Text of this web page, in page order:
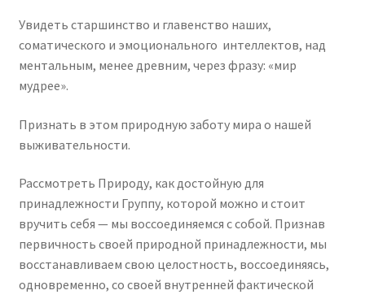
Увидеть старшинство и главенство наших,
соматического и эмоционального интеллектов, над
ментальным, менее древним, через фразу: «мир
мудрее».
Признать в этом природную заботу мира о нашей
выживательности.
Рассмотреть Природу, как достойную для
принадлежности Группу, которой можно и стоит
вручить себя — мы воссоединяемся с собой. Признав
первичность своей природной принадлежности, мы
восстанавливаем свою целостность, воссоединяясь,
одновременно, со своей внутренней фактической